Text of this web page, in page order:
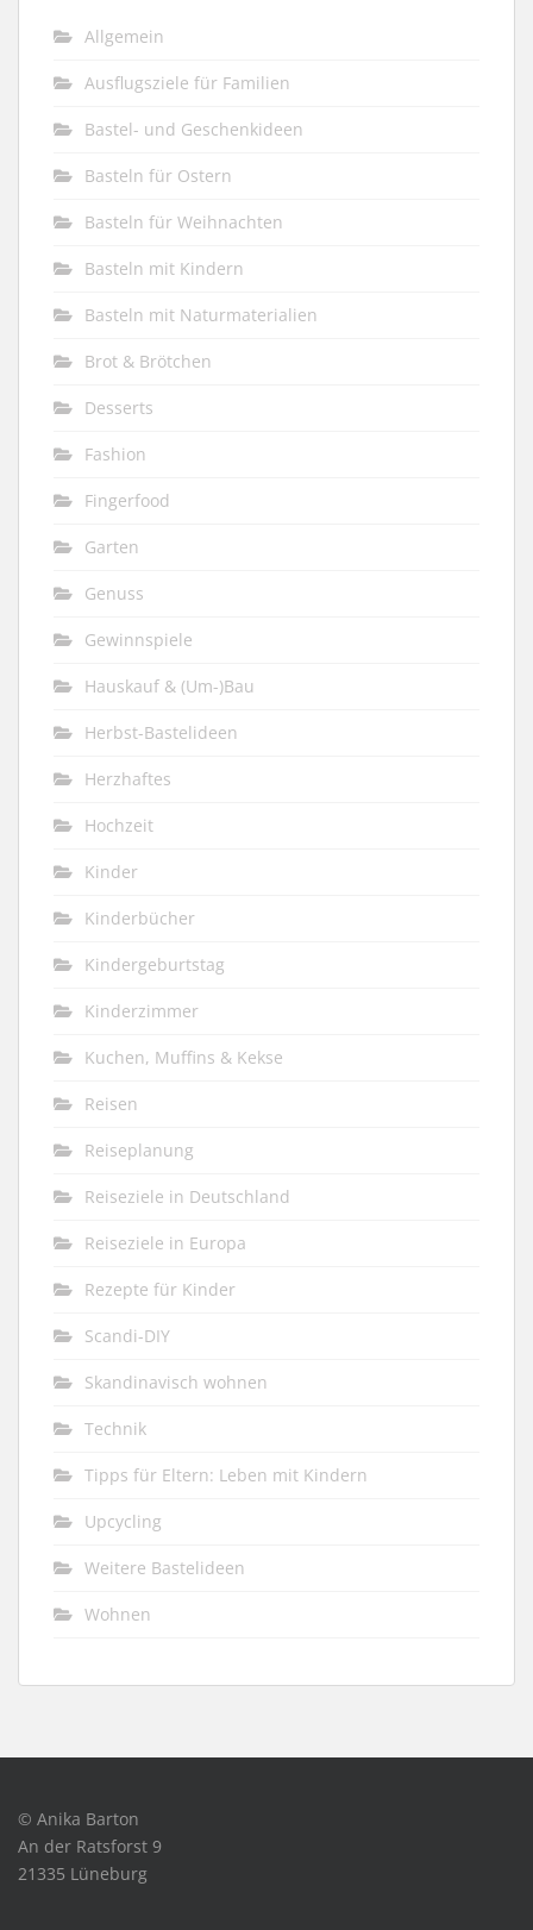
Allgemein
Ausflugsziele für Familien
Bastel- und Geschenkideen
Basteln für Ostern
Basteln für Weihnachten
Basteln mit Kindern
Basteln mit Naturmaterialien
Brot & Brötchen
Desserts
Fashion
Fingerfood
Garten
Genuss
Gewinnspiele
Hauskauf & (Um-)Bau
Herbst-Bastelideen
Herzhaftes
Hochzeit
Kinder
Kinderbücher
Kindergeburtstag
Kinderzimmer
Kuchen, Muffins & Kekse
Reisen
Reiseplanung
Reiseziele in Deutschland
Reiseziele in Europa
Rezepte für Kinder
Scandi-DIY
Skandinavisch wohnen
Technik
Tipps für Eltern: Leben mit Kindern
Upcycling
Weitere Bastelideen
Wohnen
© Anika Barton
An der Ratsforst 9
21335 Lüneburg